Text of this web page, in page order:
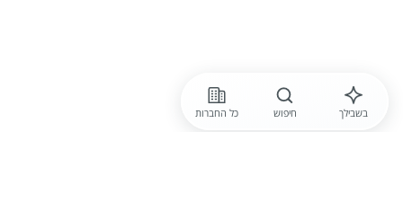
בשבילך חיפוש כל החברות